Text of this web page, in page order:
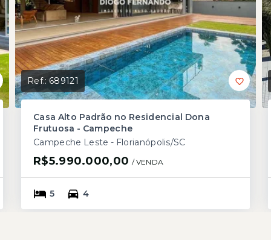
Ref.:689121
Casa Alto Padrão no Residencial Dona
Frutuosa - Campeche
Campeche Leste - Florianópolis/SC
R$5.990.000,00 / VENDA
5 4